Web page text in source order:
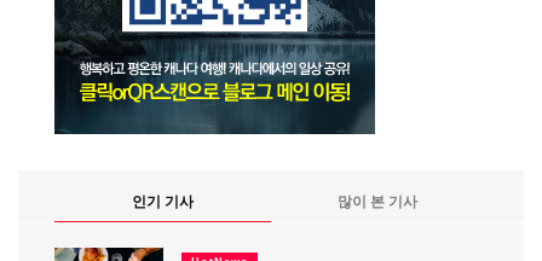
인기 기사 많이 본 기사